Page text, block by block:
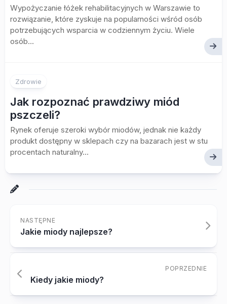
Wypożyczanie łóżek rehabilitacyjnych w Warszawie to
rozwiązanie, które zyskuje na popularności wśród osób
potrzebujących wsparcia w codziennym życiu. Wiele
osób...
Zdrowie
Jak rozpoznać prawdziwy miód
pszczeli?
Rynek oferuje szeroki wybór miodów, jednak nie każdy
produkt dostępny w sklepach czy na bazarach jest w stu
procentach naturalny...
NASTĘPNE
Jakie miody najlepsze?
POPRZEDNIE
Kiedy jakie miody?